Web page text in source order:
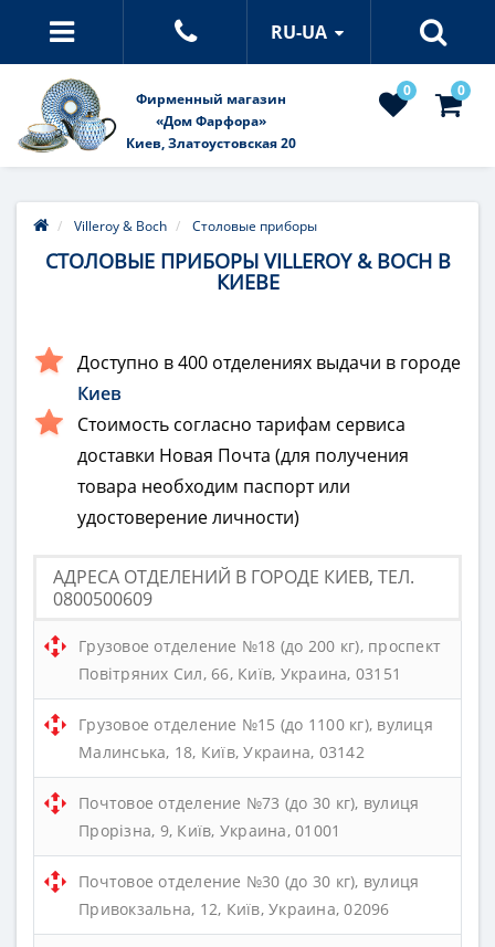
RU-UA
Фирменный магазин
«Дом Фарфора»
Киев, Златоустовская 20
0 0
Villeroy & Boch Столовые приборы
СТОЛОВЫЕ ПРИБОРЫ VILLEROY & BOCH В
КИЕВЕ
Доступно в 400 отделениях выдачи в городе
Киев
Стоимость согласно тарифам сервиса
доставки Новая Почта (для получения
товара необходим паспорт или
удостоверение личности)
АДРЕСА ОТДЕЛЕНИЙ В ГОРОДЕ КИЕВ, ТЕЛ.
0800500609
Грузовое отделение №18 (до 200 кг), проспект
Повітряних Сил, 66, Київ, Украина, 03151
Грузовое отделение №15 (до 1100 кг), вулиця
Малинська, 18, Київ, Украина, 03142
Почтовое отделение №73 (до 30 кг), вулиця
Прорізна, 9, Київ, Украина, 01001
Почтовое отделение №30 (до 30 кг), вулиця
Привокзальна, 12, Київ, Украина, 02096